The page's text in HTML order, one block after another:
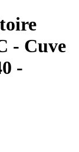
- Cuve
-